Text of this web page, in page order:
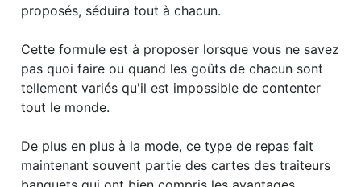
proposés, séduira tout à chacun.
Cette formule est à proposer lorsque vous ne savez
pas quoi faire ou quand les goûts de chacun sont
tellement variés qu'il est impossible de contenter
tout le monde.
De plus en plus à la mode, ce type de repas fait
maintenant souvent partie des cartes des traiteurs